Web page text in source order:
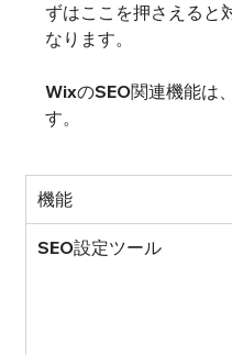
ずはここを押さえると
なります。
WixのSEO関連機能は
す。
機能
SEO設定ツール